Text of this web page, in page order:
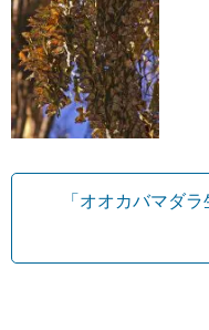
「オオカバマダ